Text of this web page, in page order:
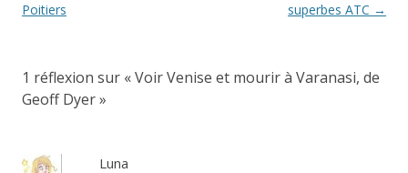
des
Poitiers
superbes ATC →
1 réflexion sur «Voir Venise et mourir à Varanasi, de
Geoff Dyer»
Luna